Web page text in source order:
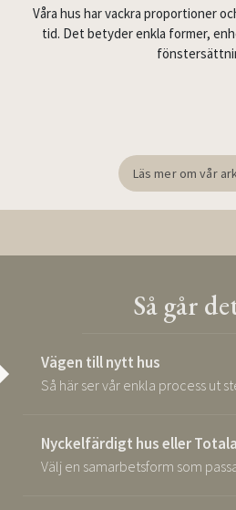
Våra hus har vackra proportioner
tid. Det betyder enkla former,
Läs mer om vår
Så går
Vägen till nytt hus
Så här ser vår enkla process ut
Nyckelfärdigt hus eller
Välj en samarbetsform som